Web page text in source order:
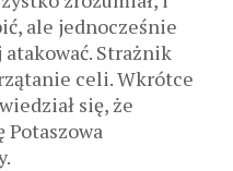
ale jednocześnie
atakować. Strażnik
celi. Wkrótce
się, że
Potaszowa